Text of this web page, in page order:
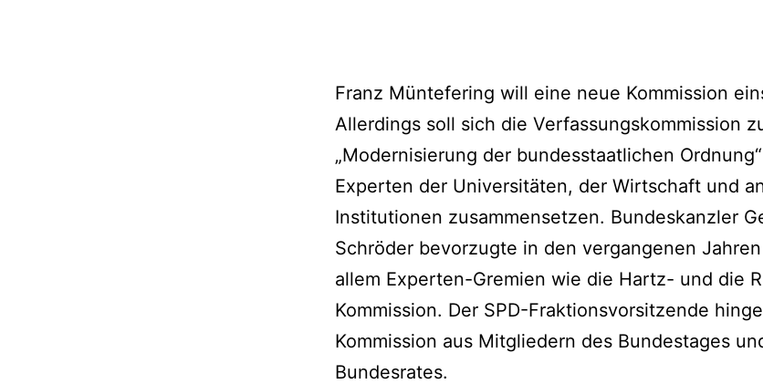
Franz Müntefering will eine neue Kommission
Allerdings soll sich die Verfassungskommission
„Modernisierung der bundesstaatlichen
Experten der Universitäten, der Wirtschaft und
Institutionen zusammensetzen. Bundeskanzler
Schröder bevorzugte in den vergangenen
allem Experten-Gremien wie die Hartz- und die
Kommission. Der SPD-Fraktionsvorsitzende
Kommission aus Mitgliedern des Bundestages
Bundesrates.